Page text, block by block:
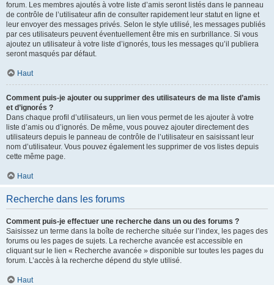
forum. Les membres ajoutés à votre liste d’amis seront listés dans le panneau
de contrôle de l’utilisateur afin de consulter rapidement leur statut en ligne et
leur envoyer des messages privés. Selon le style utilisé, les messages publiés
par ces utilisateurs peuvent éventuellement être mis en surbrillance. Si vous
ajoutez un utilisateur à votre liste d’ignorés, tous les messages qu’il publiera
seront masqués par défaut.
Haut
Comment puis-je ajouter ou supprimer des utilisateurs de ma liste d’amis
et d’ignorés ?
Dans chaque profil d’utilisateurs, un lien vous permet de les ajouter à votre
liste d’amis ou d’ignorés. De même, vous pouvez ajouter directement des
utilisateurs depuis le panneau de contrôle de l’utilisateur en saisissant leur
nom d’utilisateur. Vous pouvez également les supprimer de vos listes depuis
cette même page.
Haut
Recherche dans les forums
Comment puis-je effectuer une recherche dans un ou des forums ?
Saisissez un terme dans la boîte de recherche située sur l’index, les pages des
forums ou les pages de sujets. La recherche avancée est accessible en
cliquant sur le lien « Recherche avancée » disponible sur toutes les pages du
forum. L’accès à la recherche dépend du style utilisé.
Haut